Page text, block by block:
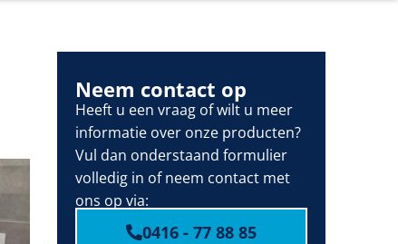
Neem contact op
Heeft u een vraag of wilt u meer
informatie over onze producten?
Vul dan onderstaand formulier
volledig in of neem contact met
ons op via:
0416 - 77 88 85